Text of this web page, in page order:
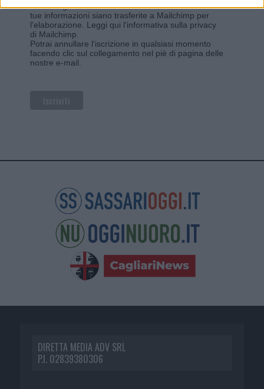
marketing. Iscrivendoti alla newsletter accetti che le
tue informazioni siano trasferite a Mailchimp per
l'elaborazione. Leggi qui l'informativa sulla privacy
di Mailchimp
Potrai annullare l'iscrizione in qualsiasi momento
facendo clic sul collegamento nel piè di pagina delle
nostre e-mail.
DIRETTA MEDIA ADV SRL
P.I. 02839380306